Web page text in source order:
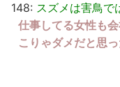
148: スズメは害鳥で
仕事してる女性も
こりゃダメだと思